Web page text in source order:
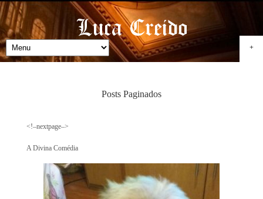
+
Posts Paginados
<!–nextpage–>
A Divina Comédia